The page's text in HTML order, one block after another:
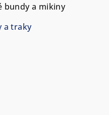
bundy a mikiny
a traky